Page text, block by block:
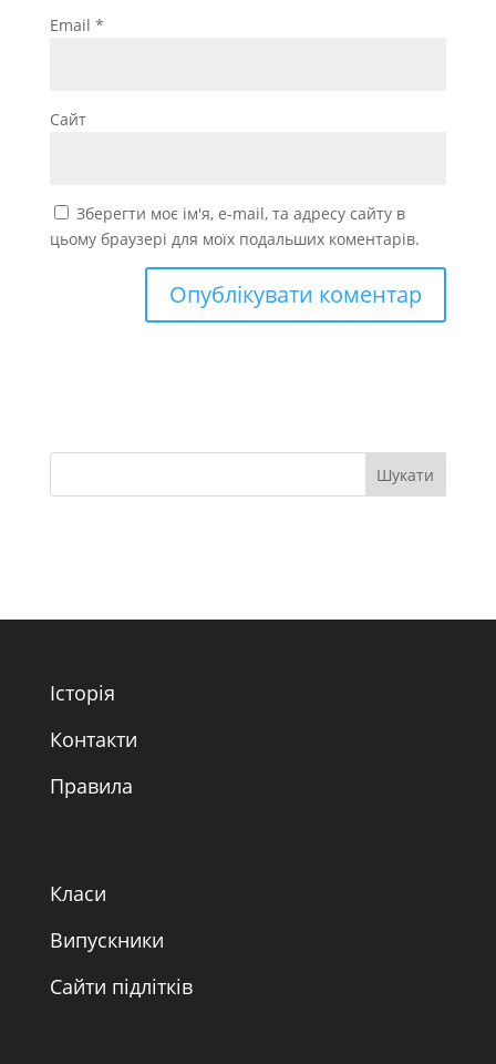
Email *
Сайт
Зберегти моє ім'я, e-mail, та адресу сайту в
цьому браузері для моїх подальших коментарів.
Історія
Контакти
Правила
Класи
Випускники
Сайти підлітків